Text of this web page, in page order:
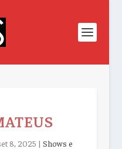
8, 2025 |Shows e